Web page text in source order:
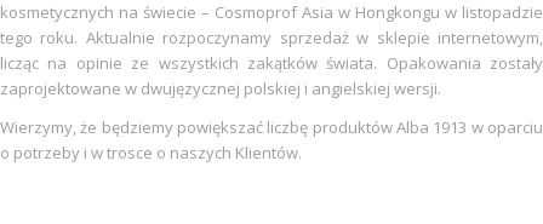
kosmetycznych na świecie – Cosmoprof Asia w Hongkongu w listopadzie
tego roku. Aktualnie rozpoczynamy sprzedaż w sklepie internetowym,
licząc na opinie ze wszystkich zakątków świata. Opakowania zostały
zaprojektowane w dwujęzycznej polskiej i angielskiej wersji.
Wierzymy, że będziemy powiększać liczbę produktów Alba 1913 w oparciu
o potrzeby i w trosce o naszych Klientów.